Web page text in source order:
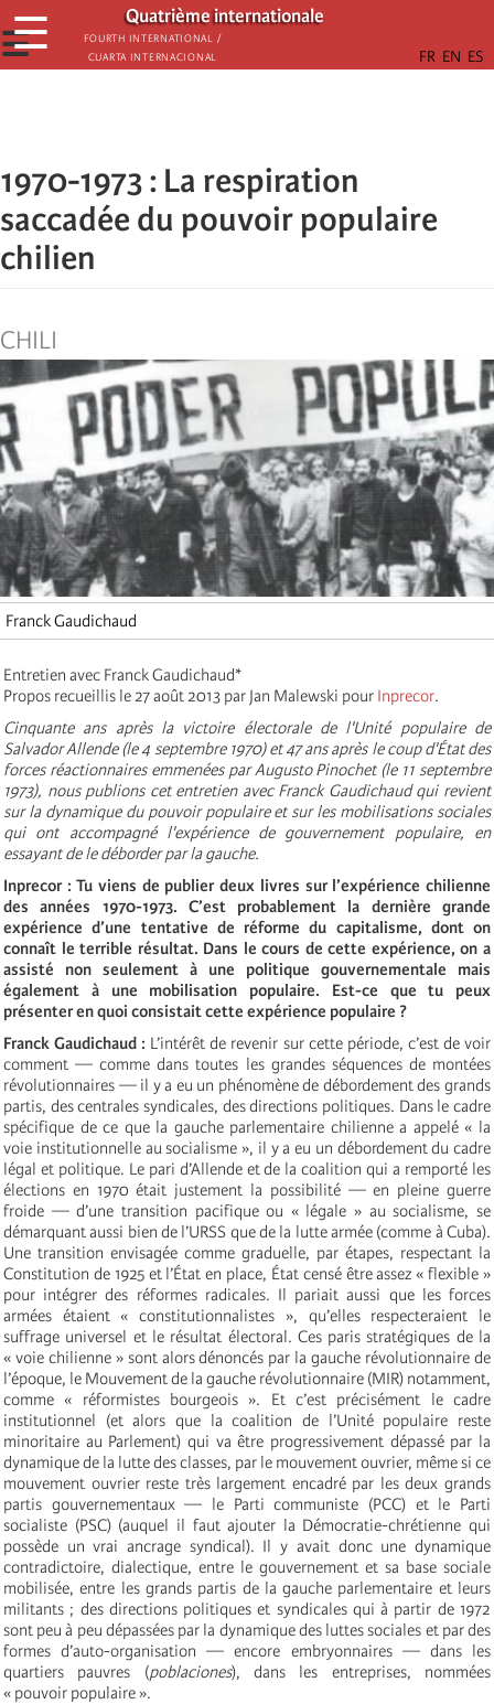
Passar
para
o
Quatrième internationale
Fourth International /
Cuarta Internacional
☰
☰
1970-1973 : La respiration
saccadée du pouvoir populaire
chilien
CHILI
Franck Gaudichaud
Entretien avec Franck Gaudichaud*
Propos recueillis le 27 août 2013 par Jan Malewski pour Inprecor.
Cinquante ans après la victoire électorale de l'Unité populaire de
Salvador Allende (le 4 septembre 1970) et 47 ans après le coup d'État des
forces réactionnaires emmenées par Augusto Pinochet (le 11 septembre
1973), nous publions cet entretien avec Franck Gaudichaud qui revient
sur la dynamique du pouvoir populaire et sur les mobilisations sociales
qui ont accompagné l'expérience de gouvernement populaire, en
essayant de le déborder par la gauche.
Inprecor : Tu viens de publier deux livres sur l’expérience chilienne
des années 1970-1973. C’est probablement la dernière grande
expérience d’une tentative de réforme du capitalisme, dont on
connaît le terrible résultat. Dans le cours de cette expérience, on a
assisté non seulement à une politique gouvernementale mais
également à une mobilisation populaire. Est-ce que tu peux
présenter en quoi consistait cette expérience populaire ?
Franck Gaudichaud : L’intérêt de revenir sur cette période, c’est de voir
comment — comme dans toutes les grandes séquences de montées
révolutionnaires — il y a eu un phénomène de débordement des grands
partis, des centrales syndicales, des directions politiques. Dans le cadre
spécifique de ce que la gauche parlementaire chilienne a appelé « la
voie institutionnelle au socialisme », il y a eu un débordement du cadre
légal et politique. Le pari d’Allende et de la coalition qui a remporté les
élections en 1970 était justement la possibilité — en pleine guerre
froide — d’une transition pacifique ou « légale » au socialisme, se
démarquant aussi bien de l’URSS que de la lutte armée (comme à Cuba).
Une transition envisagée comme graduelle, par étapes, respectant la
Constitution de 1925 et l’État en place, État censé être assez « flexible »
pour intégrer des réformes radicales. Il pariait aussi que les forces
armées étaient « constitutionnalistes », qu’elles respecteraient le
suffrage universel et le résultat électoral. Ces paris stratégiques de la
« voie chilienne » sont alors dénoncés par la gauche révolutionnaire de
l’époque, le Mouvement de la gauche révolutionnaire (MIR) notamment,
comme « réformistes bourgeois ». Et c’est précisément le cadre
institutionnel (et alors que la coalition de l’Unité populaire reste
minoritaire au Parlement) qui va être progressivement dépassé par la
dynamique de la lutte des classes, par le mouvement ouvrier, même si ce
mouvement ouvrier reste très largement encadré par les deux grands
partis gouvernementaux — le Parti communiste (PCC) et le Parti
socialiste (PSC) (auquel il faut ajouter la Démocratie-chrétienne qui
possède un vrai ancrage syndical). Il y avait donc une dynamique
contradictoire, dialectique, entre le gouvernement et sa base sociale
mobilisée, entre les grands partis de la gauche parlementaire et leurs
militants ; des directions politiques et syndicales qui à partir de 1972
sont peu à peu dépassées par la dynamique des luttes sociales et par des
formes d’auto-organisation — encore embryonnaires — dans les
quartiers pauvres (poblaciones), dans les entreprises, nommées
« pouvoir populaire ».